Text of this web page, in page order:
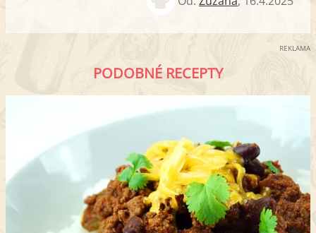
REKLAMA
PODOBNÉ RECEPTY